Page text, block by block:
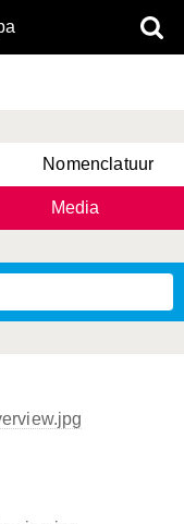
Nomenclatuur
Media